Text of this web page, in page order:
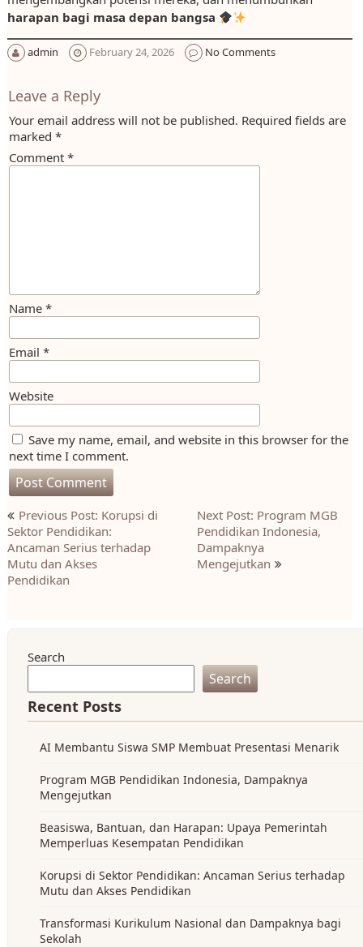
harapan bagi masa depan bangsa
admin February 24, 2026 No Comments
Leave a Reply
Your email address will not be published. Required fields are
marked *
Comment *
Name *
Email *
Website
Save my name, email, and website in this browser for the
next time I comment.
Post
navigation
Previous Post: Korupsi di
Sektor Pendidikan:
Ancaman Serius terhadap
Mutu dan Akses
Pendidikan
Next Post: Program MGB
Pendidikan Indonesia,
Dampaknya
Mengejutkan
Search
Search
Recent Posts
AI Membantu Siswa SMP Membuat Presentasi Menarik
Program MGB Pendidikan Indonesia, Dampaknya
Mengejutkan
Beasiswa, Bantuan, dan Harapan: Upaya Pemerintah
Memperluas Kesempatan Pendidikan
Korupsi di Sektor Pendidikan: Ancaman Serius terhadap
Mutu dan Akses Pendidikan
Transformasi Kurikulum Nasional dan Dampaknya bagi
Sekolah